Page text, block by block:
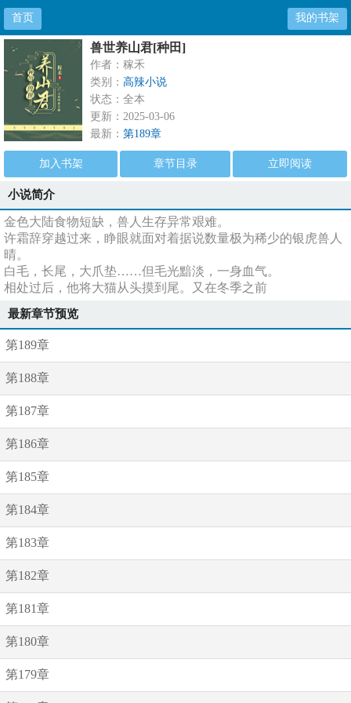
首页 我的书架
兽世养山君[种田]
作者：稼禾
类别： 高辣小说
状态：全本
更新：2025-03-06
最新： 第189章
加入书架 章节目录 立即阅读
小说简介
金色大陆食物短缺，兽人生存异常艰难。
许霜辞穿越过来，睁眼就面对着据说数量极为稀少的银虎兽人
晴。
白毛，长尾，大爪垫……但毛光黯淡，一身血气。
相处过后，他将大猫从头摸到尾。又在冬季之前
最新章节预览
第189章
第188章
第187章
第186章
第185章
第184章
第183章
第182章
第181章
第180章
第179章